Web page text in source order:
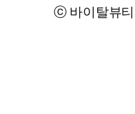
ⓒ 바이탈뷰